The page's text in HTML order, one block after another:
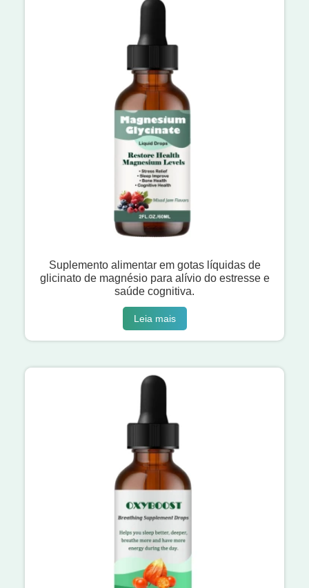
Suplemento alimentar em gotas líquidas de
glicinato de magnésio para alívio do estresse e
saúde cognitiva.
Leia mais